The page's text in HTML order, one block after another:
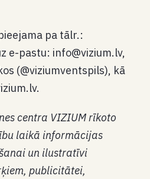
pa tālr.:
e-pastu: info@vizium.lv,
(@viziumventspils), kā
centra VIZIUM rīkoto
laikā informācijas
un ilustratīvi
publicitātei,